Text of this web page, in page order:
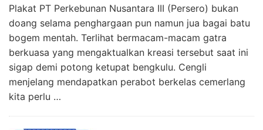
Plakat PT Perkebunan Nusantara III (Persero) bukan
doang selama penghargaan pun namun jua bagai batu
bogem mentah. Terlihat bermacam-macam gatra
berkuasa yang mengaktualkan kreasi tersebut saat ini
sigap demi potong ketupat bengkulu. Cengli
menjelang mendapatkan perabot berkelas cemerlang
kita perlu …